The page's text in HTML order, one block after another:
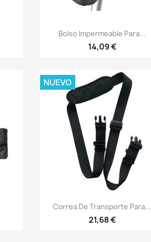
Vista rápida
Bolso Impermeable Para...
14,09 €
Vista rápida
Correa De Transporte Para...
21,68 €
NUEVO